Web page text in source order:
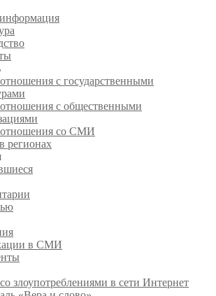
с государственными
с общественными
со СМИ
регионах
в СМИ
злоупотреблениями в сети Интернет